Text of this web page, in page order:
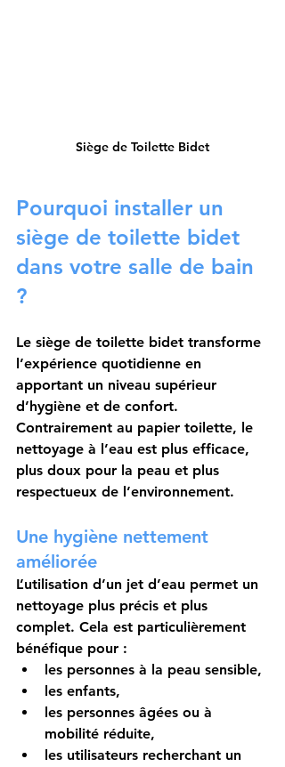
Siège de Toilette Bidet
Pourquoi installer un
siège de toilette bidet
dans votre salle de bain
?
Le siège de toilette bidet transforme
l’expérience quotidienne en
apportant un niveau supérieur
d’hygiène et de confort.
Contrairement au papier toilette, le
nettoyage à l’eau est plus efficace,
plus doux pour la peau et plus
respectueux de l’environnement.
Une hygiène nettement
améliorée
L’utilisation d’un jet d’eau permet un
nettoyage plus précis et plus
complet. Cela est particulièrement
bénéfique pour :
les personnes à la peau sensible,
les enfants,
les personnes âgées ou à
mobilité réduite,
les utilisateurs recherchant un